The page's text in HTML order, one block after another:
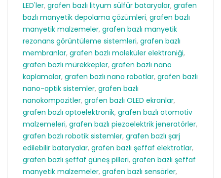
LED'ler, grafen bazlı lityum sülfür bataryalar, grafen
bazlı manyetik depolama çözümleri, grafen bazlı
manyetik malzemeler, grafen bazlı manyetik
rezonans görüntüleme sistemleri, grafen bazlı
membranlar, grafen bazlı moleküler elektroniği,
grafen bazlı mürekkepler, grafen bazlı nano
kaplamalar, grafen bazlı nano robotlar, grafen bazlı
nano-optik sistemler, grafen bazlı
nanokompozitler, grafen bazlı OLED ekranlar,
grafen bazlı optoelektronik, grafen bazlı otomotiv
malzemeleri, grafen bazlı piezoelektrik jeneratörler,
grafen bazlı robotik sistemler, grafen bazlı şarj
edilebilir bataryalar, grafen bazlı şeffaf elektrotlar,
grafen bazlı şeffaf güneş pilleri, grafen bazlı şeffaf
manyetik malzemeler, grafen bazlı sensörler,